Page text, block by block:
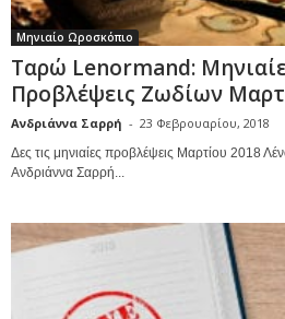
Μηνιαίο Ωροσκόπιο
Ταρώ Lenormand:
Προβλέψεις Ζωδίων
Ανδριάννα Σαρρή - 23 Φεβρουαρίου, 2018
Δες τις μηνιαίες προβλέψεις Μαρτίου 2018
Ανδριάννα Σαρρή...